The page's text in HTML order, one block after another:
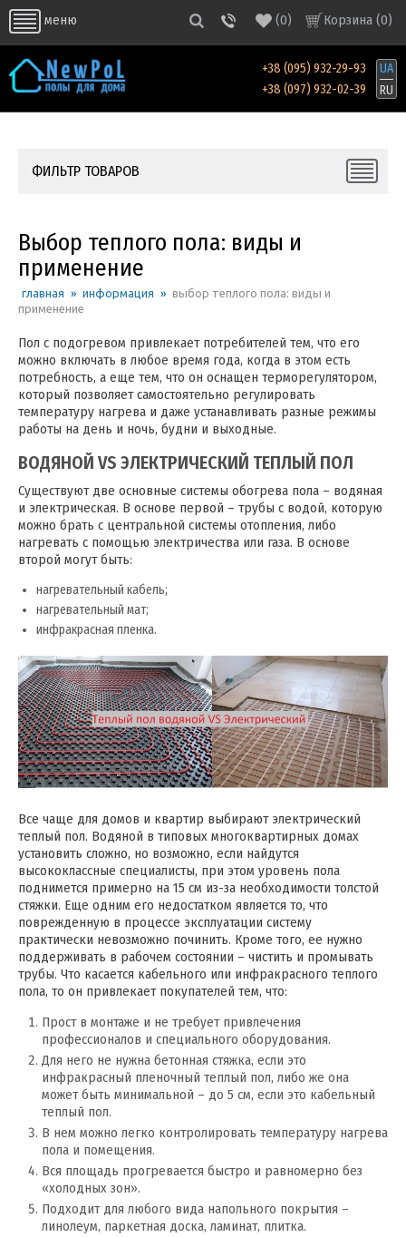
меню Корзина (0)
(0)
+38 (095) 932-29-93
+38 (097) 932-02-39
UA
RU
ФИЛЬТР ТОВАРОВ
Выбор теплого пола: виды и
применение
главная » информация » выбор теплого пола: виды и
применение
Пол с подогревом привлекает потребителей тем, что его
можно включать в любое время года, когда в этом есть
потребность, а еще тем, что он оснащен терморегулятором,
который позволяет самостоятельно регулировать
температуру нагрева и даже устанавливать разные режимы
работы на день и ночь, будни и выходные.
ВОДЯНОЙ VS ЭЛЕКТРИЧЕСКИЙ ТЕПЛЫЙ ПОЛ
Существуют две основные системы обогрева пола – водяная
и электрическая. В основе первой – трубы с водой, которую
можно брать с центральной системы отопления, либо
нагревать с помощью электричества или газа. В основе
второй могут быть:
нагревательный кабель;
нагревательный мат;
инфракрасная пленка.
Все чаще для домов и квартир выбирают электрический
теплый пол. Водяной в типовых многоквартирных домах
установить сложно, но возможно, если найдутся
высококлассные специалисты, при этом уровень пола
поднимется примерно на 15 см из-за необходимости толстой
стяжки. Еще одним его недостатком является то, что
поврежденную в процессе эксплуатации систему
практически невозможно починить. Кроме того, ее нужно
поддерживать в рабочем состоянии – чистить и промывать
трубы. Что касается кабельного или инфракрасного теплого
пола, то он привлекает покупателей тем, что:
Прост в монтаже и не требует привлечения
профессионалов и специального оборудования.
Для него не нужна бетонная стяжка, если это
инфракрасный пленочный теплый пол, либо же она
может быть минимальной – до 5 см, если это кабельный
теплый пол.
В нем можно легко контролировать температуру нагрева
пола и помещения.
Вся площадь прогревается быстро и равномерно без
«холодных зон».
Подходит для любого вида напольного покрытия –
линолеум, паркетная доска, ламинат, плитка.